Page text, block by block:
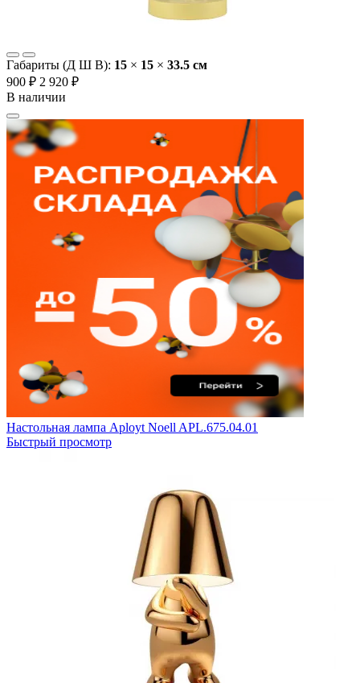
Габариты (Д Ш В): 15 × 15 × 33.5 cм
900 ₽ 2 920 ₽
В наличии
Настольная лампа Aployt Noell APL.675.04.01
Быстрый просмотр